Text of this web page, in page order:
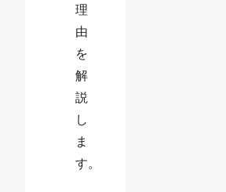
理
由
を
解
説
し
ま
す。